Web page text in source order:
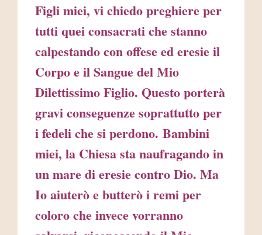
Figli miei, vi chiedo preghiere per
tutti quei consacrati che stanno
calpestando con offese ed eresie il
Corpo e il Sangue del Mio
Dilettissimo Figlio. Questo porterà
gravi conseguenze soprattutto per
i fedeli che si perdono. Bambini
miei, la Chiesa sta naufragando in
un mare di eresie contro Dio. Ma
Io aiuterò e butterò i remi per
coloro che invece vorranno